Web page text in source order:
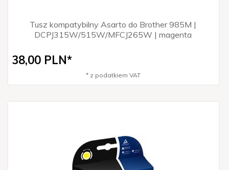
Tusz kompatybilny Asarto do Brother 985M |
DCPJ315W/515W/MFCJ265W | magenta
38,00 PLN*
* z podatkiem VAT